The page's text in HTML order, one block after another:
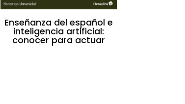
Enseñanza del español e
inteligencia artificial:
conocer para actuar